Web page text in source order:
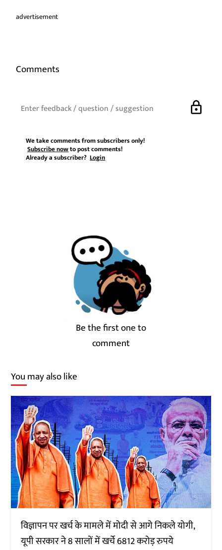
advertisement
Comments
lock
We take comments from subscribers only!
Subscribe nowto post comments!
Already a subscriber?Login
Be the first one to
comment
You may also like
विज्ञापन पर खर्च के मामले में मोदी से आगे निकले योगी,
यूपी सरकार ने 8 सालों में खर्चे 6812 करोड़ रुपये